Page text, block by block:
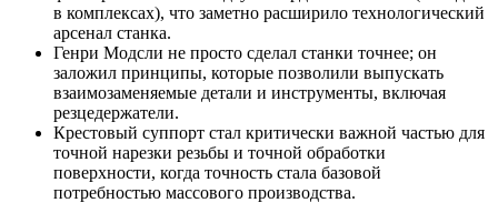
в комплексах), что заметно расширило технологический
арсенал станка.
Генри Модсли не просто сделал станки точнее; он
заложил принципы, которые позволили выпускать
взаимозаменяемые детали и инструменты, включая
резцедержатели.
Крестовый суппорт стал критически важной частью для
точной нарезки резьбы и точной обработки
поверхности, когда точность стала базовой
потребностью массового производства.